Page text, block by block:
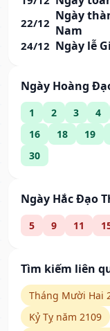
22/12 Ngày
Nam
24/12 Ngày lễ
Ngày Hoàng
1 2 3 4
16
18 19
30
Ngày Hắc Đạo
5 9 11
Tìm kiếm liên
Tháng Mười Hai
Kỷ Tỵ năm 2109